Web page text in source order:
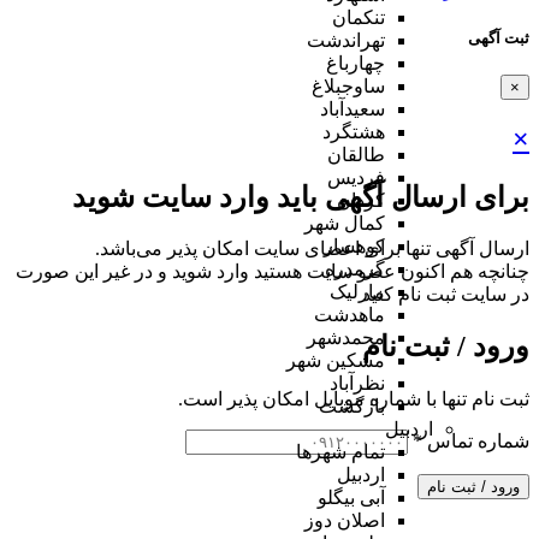
ثبت آگهی
×
×
برای ارسال آگهی باید وارد سایت شوید
ارسال آگهی تنها برای اعضای سایت امکان پذیر می‌باشد.
چنانچه هم‌ اکنون عضو سایت هستید وارد شوید و در غیر این صورت
در سایت ثبت نام کنید
ورود / ثبت نام
ثبت نام تنها با شماره موبایل امکان پذیر است.
شماره تماس*
ورود / ثبت نام
تنکمان
تهراندشت
چهارباغ
ساوجبلاغ
سعیدآباد
هشتگرد
طالقان
فردیس
کردان
کمال شهر
کوهسار
گرمدره
مارلیک
ماهدشت
محمدشهر
مشکین شهر
نظرآباد
بازگشت
اردبیل
تمام شهر‌ها
اردبیل
آبی بیگلو
اصلان دوز